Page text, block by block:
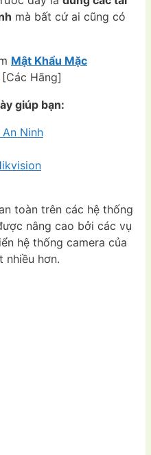
mà bất cứ ai cũng có
Mật Khẩu Mặc
[Các Hãng]
giúp bạn:
Ninh
toàn trên các hệ thống
nâng cao bởi các vụ
hệ thống camera của
nhiều hơn.